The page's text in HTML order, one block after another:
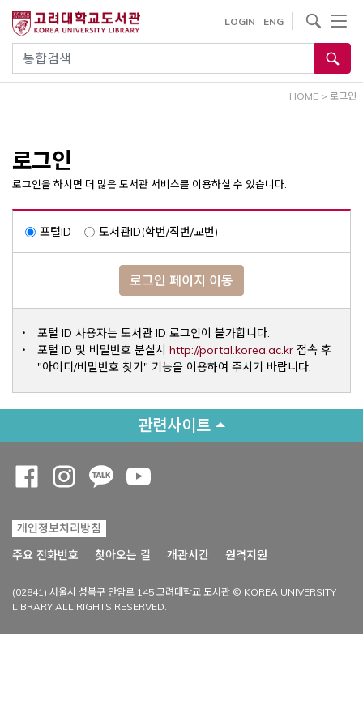
건
통합검색
LOGIN ENG
사이트내 검색
HOME > 로그인
로그인
로그인을 하시면 더 많은 도서관 서비스를 이용하실 수 있습니다.
포털ID 도서관ID(학번/직번/교번)
로그인 페이지 이동
포털 ID 사용자는 도서관 ID 로그인이 불가합니다.
포털 ID 및 비밀번호 분실시 http://portal.korea.ac.krOpens a
접속 후
"아이디/비밀번호 찾기" 기능을 이용하여 주시기 바랍니다.
관련사이트
개인정보처리방침
주요 전화번호
찾아오는 길 개관시간 원격지원
(02841) 서울시 성북구 안암로 145 고려대학교 도서관 © KOREA UNIVERSITY
LIBRARY ALL RIGHTS RESERVED.
Opens a new window
Opens a new window
Opens a new window